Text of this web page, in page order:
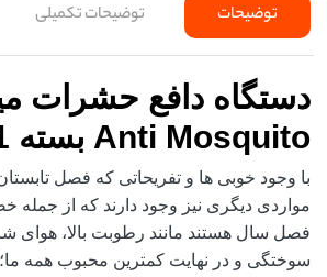
توضیحات توضیحات تکمیلی
دستگاه دافع حشرات
Anti Mosquito بسته 1 عددی
با وجود خوبی ها و تفریحاتی که فصل
مواردی دیگری نیز وجود دارند که از جمله
فصل سال هستند مانند رطوبت بالا، هوای
سوختگی و در نهایت کمترین محبوب همه